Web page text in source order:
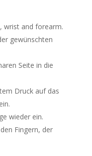
wrist and forearm.
gewünschten
Seite in die
Druck auf das
wieder ein.
Fingern, der